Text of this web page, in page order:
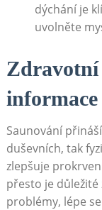
dýchání je
uvolněte
Zdravotní
informace
Saunování
duševních, tak
zlepšuje
přesto je
problémy, lépe